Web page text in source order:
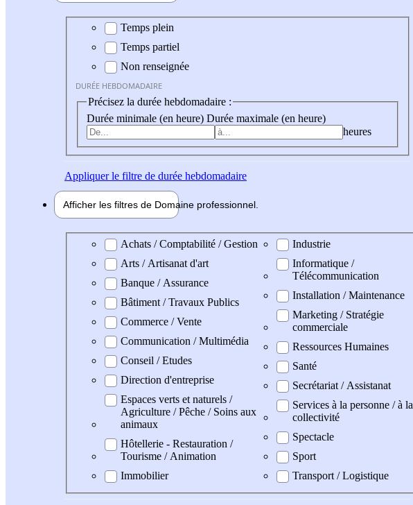
Durée hebdomadaire
Temps plein
Temps partiel
Non renseignée
DURÉE HEBDOMADAIRE
Précisez la durée hebdomadaire :
Durée minimale (en heure) Durée maximale (en heure)
heures
Appliquerle filtre de durée hebdomadaire
Afficher les filtres de Domaine professionnel
Domaine professionel
Achats / Comptabilité / Gestion
Arts / Artisanat d'art
Banque / Assurance
Bâtiment / Travaux Publics
Commerce / Vente
Communication / Multimédia
Conseil / Etudes
Direction d'entreprise
Espaces verts et naturels /
Agriculture / Pêche / Soins aux
animaux
Hôtellerie - Restauration /
Tourisme / Animation
Immobilier
Industrie
Informatique /
Télécommunication
Installation / Maintenance
Marketing / Stratégie
commerciale
Ressources Humaines
Santé
Secrétariat / Assistanat
Services à la personne / à la
collectivité
Spectacle
Sport
Transport / Logistique